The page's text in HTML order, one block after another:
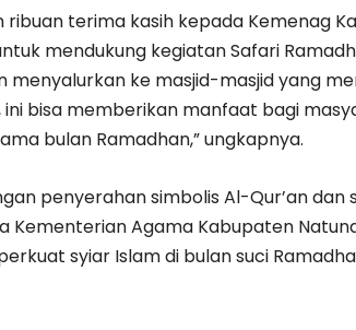
ribuan terima kasih kepada Kemenag
mendukung kegiatan Safari
menyalurkan ke masjid-masjid yang
ini bisa memberikan manfaat bagi
bulan Ramadhan,” ungkapnya.
penyerahan simbolis Al-Qur’an
Kementerian Agama Kabupaten
syiar Islam di bulan suci